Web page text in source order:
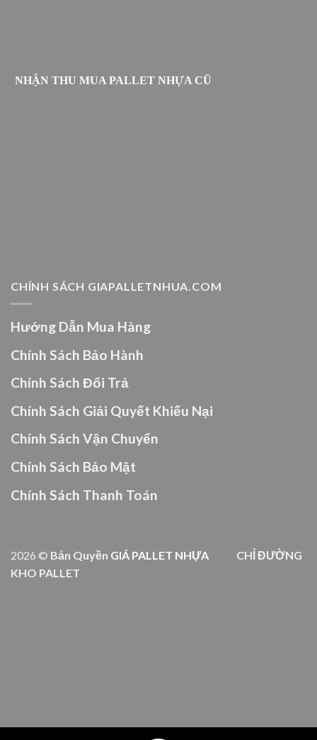
NHẬN THU MUA PALLET NHỰA CŨ
CHÍNH SÁCH GIAPALLETNHUA.COM
Hướng Dẫn Mua Hàng
Chính Sách Bảo Hành
Chính Sách Đổi Trả
Chính Sách Giải Quyết Khiếu Nại
Chính Sách Vận Chuyển
Chính Sách Bảo Mật
Chính Sách Thanh Toán
2026 © Bản Quyền GIÁ PALLET NHỰA
CHỈ ĐƯỜNG
KHO PALLET